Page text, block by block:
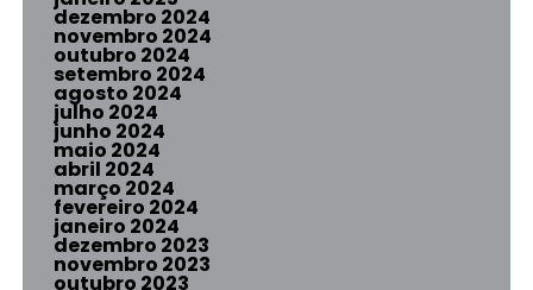
dezembro 2024
novembro 2024
outubro 2024
setembro 2024
agosto 2024
julho 2024
junho 2024
maio 2024
abril 2024
março 2024
fevereiro 2024
janeiro 2024
dezembro 2023
novembro 2023
outubro 2023